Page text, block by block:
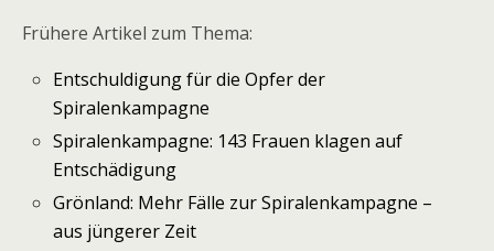
Frühere Artikel zum Thema:
Entschuldigung für die Opfer der
Spiralenkampagne
Spiralenkampagne: 143 Frauen klagen auf
Entschädigung
Grönland: Mehr Fälle zur Spiralenkampagne –
aus jüngerer Zeit